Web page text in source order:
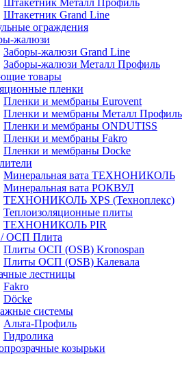
Штакетник Металл Профиль
Штакетник Grand Line
ограждения
жалюзи
Заборы-жалюзи Grand Line
Заборы-жалюзи Металл Профиль
товары
пленки
Пленки и мембраны Eurovent
Пленки и мембраны Металл Профиль
Пленки и мембраны ONDUTISS
Пленки и мембраны Fakro
Пленки и мембраны Docke
Минеральная вата ТЕХНОНИКОЛЬ
Минеральная вата РОКВУЛ
ТЕХНОНИКОЛЬ XPS (Техноплекс)
Теплоизоляционные плиты
ТЕХНОНИКОЛЬ PIR
/ ОСП Плита
Плиты ОСП (OSB) Kronospan
Плиты ОСП (OSB) Калевала
лестницы
Fakro
Döcke
системы
Альта-Профиль
Гидролика
козырьки